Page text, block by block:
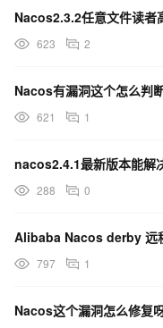
Nacos2.3.2任意文件读者
623 2
Nacos有漏洞这个怎么判
621 1
nacos2.4.1最新版本能解
288 0
Alibaba Nacos derby 远
797 1
Nacos这个漏洞怎么修复呀